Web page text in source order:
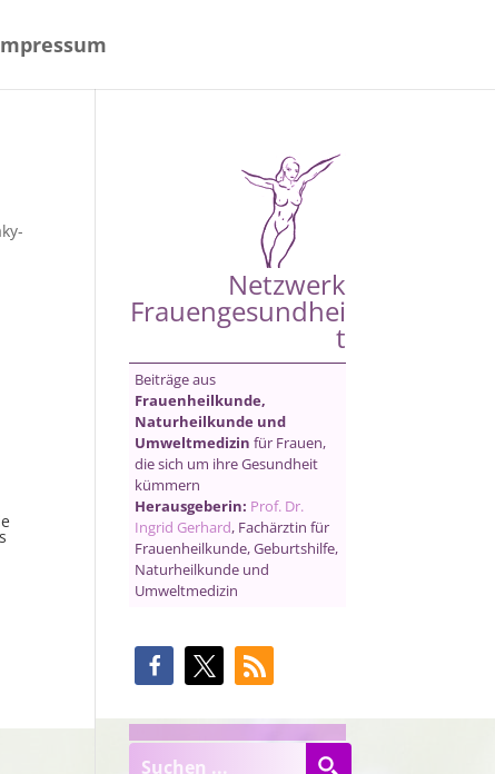
Netzwerk
Frauengesundhei
t
Beiträge aus
Frauenheilkunde,
Naturheilkunde und
Umweltmedizin für Frauen,
die sich um ihre Gesundheit
kümmern
Herausgeberin: Prof. Dr.
Ingrid Gerhard, Fachärztin für
Frauenheilkunde, Geburtshilfe,
Naturheilkunde und
Umweltmedizin